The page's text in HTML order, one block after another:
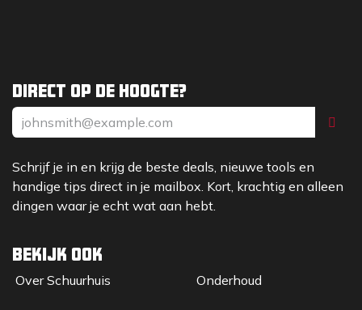
Direct op de hoogte?
Schrijf je in en krijg de beste deals, nieuwe tools en
handige tips direct in je mailbox. Kort, krachtig en alleen
dingen waar je echt wat aan hebt.
Bekijk ook
Over Sc​huurhuis
Onderhoud